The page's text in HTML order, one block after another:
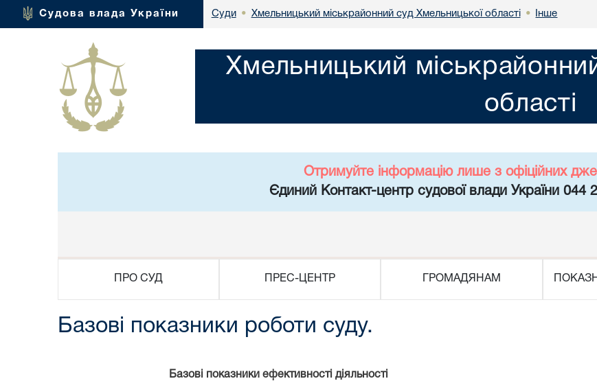
Судова влада України Суди • Хмельницький міськрайонний суд Хмельницької області • Інше
Хмельницький
області
Отримуйте інформацію лише з офіційних
Єдиний Контакт-центр судової влади України 044
ПРО СУД ПРЕС-ЦЕНТР ГРОМАДЯНАМ
Базові показники роботи суду.
Базові показники ефективності діяльності